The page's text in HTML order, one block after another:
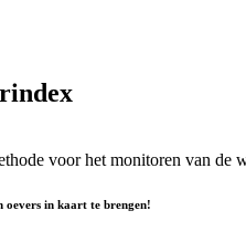
voor het monitoren van de
oevers in kaart te brengen!